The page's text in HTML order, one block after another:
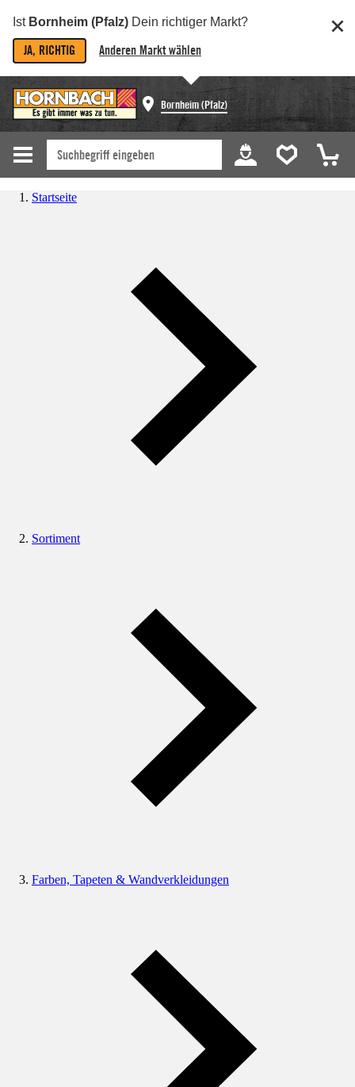
Ist Bornheim (Pfalz) Dein richtiger Markt?
JA, RICHTIG Anderen Markt wählen
Bornheim (Pfalz)
Startseite
Sortiment
Farben, Tapeten & Wandverkleidungen